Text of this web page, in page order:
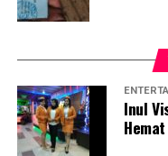
Tujuannya untuk
bersubsidi guna
“Distribusi pupuk
: tepat jenis, jumlah,
tepat penerima,”
Inul